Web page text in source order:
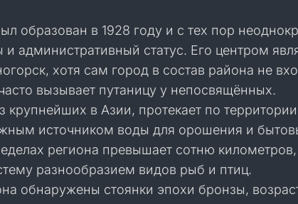
образован в 1928 году и с тех пор
административный статус. Его центром
хотя сам город в состав района не
вызывает путаницу у непосвящённых.
крупнейших в Азии, протекает по территории
источником воды для орошения и
региона превышает сотню километров,
разнообразием видов рыб и птиц.
обнаружены стоянки эпохи бронзы,